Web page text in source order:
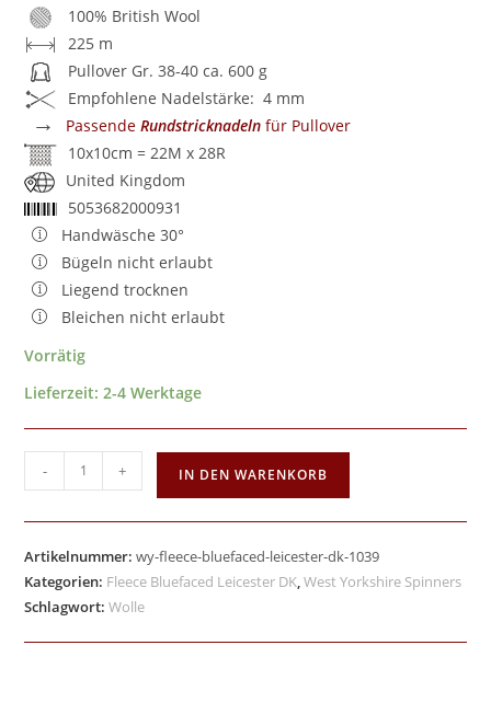
100% British Wool
225 m
Pullover Gr. 38-40 ca. 600 g
Empfohlene Nadelstärke: 4 mm
→ PassendeRundstricknadeln für Pullover
10x10cm = 22M x 28R
United Kingdom
5053682000931
Handwäsche 30°
Bügeln nicht erlaubt
Liegend trocknen
Bleichen nicht erlaubt
Vorrätig
Lieferzeit:2-4 Werktage
- + IN DEN WARENKORB
Artikelnummer:wy-fleece-bluefaced-leicester-dk-1039
Kategorien: Fleece Bluefaced Leicester DK,West Yorkshire Spinners
Schlagwort:Wolle